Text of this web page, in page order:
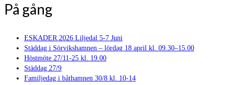
På gång
ESKADER 2026 Liljedal 5-7 Juni
Städdag i Sörvikshamnen – lördag 18 april kl. 09.30–15.00
Höstmöte 27/11-25 kl. 19.00
Städdag 27/9
Familjedag i båthamnen 30/8 kl. 10-14